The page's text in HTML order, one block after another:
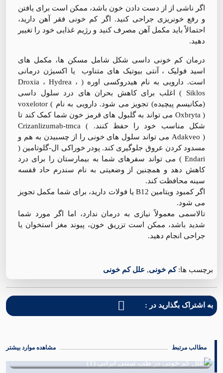
اگر ناشی از از دست دادن خون باشد، ممکن است برای یافتن
و رفع خونریزی جراحی کنید. اگر کم خونی فقر آهن دارید،
احتمالاً باید مکمل آهن مصرف کنید و رژیم غذایی خود را تغییر
دهید.
درمان کم خونی داسی شکل شامل مسکن ها، مکمل های
اسید فولیک ، آنتی بیوتیک های متناوب یا اکسیژن درمانی
است. دارویی به نام هیدروکسی اوره ( Droxia ، Hydrea ،
Siklos ) اغلب برای کاهش بحران های درد سلول داسی
(مکانیسم پیچیده) تجویز می شود. دارویی به نام voxelotor (
Oxbryta ) می تواند به گلبول های قرمز خون شما کمک کند تا
شکل مناسب خود را حفظ کنند. Crizanlizumab-tmca (
Adakveo ) می تواند سلول های خونی را از چسبیدن به هم و
مسدود کردن عروق جلوگیری کند. پودر خوراکی ال-گلوتامین (
Endari ) می تواند سفرهای شما به بیمارستان را برای درد
کاهش دهد و همچنین از وضعیتی به نام سندرم حاد قفسه
سینه محافظت کند.
اگر کمبود ویتامین B12 یا فولات دارید، برای شما مکمل تجویز
می شود.
تالاسمی معمولاً نیازی به درمان ندارد، اما اگر مورد شما
شدید باشد، ممکن است تزریق خون، پیوند مغز استخوان یا
جراحی انجام دهید.
برچسب ها: كم خونی, علل کم خونی
به اشتراک بگذارید در :
مطالب مرتبط مشاهده موارد بیشتر